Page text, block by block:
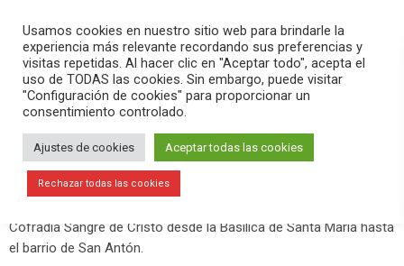
search menu pause PLAY
abril 19, 2019
La ligera lluvia no impide la Estación
de Penitencia de la Sangre de Cristo
Aunque hubo una ligera lluvia en algún momento del recorrido, se
Cofradía Sangre de Cristo desde la Basílica de Santa María hasta
el barrio de San Antón.
Usamos cookies en nuestro sitio web para brindarle la
experiencia más relevante recordando sus preferencias y
visitas repetidas. Al hacer clic en "Aceptar todo", acepta el
uso de TODAS las cookies. Sin embargo, puede visitar
"Configuración de cookies" para proporcionar un
consentimiento controlado.
Ajustes de cookies Aceptar todas las cookies
Rechazar todas las cookies